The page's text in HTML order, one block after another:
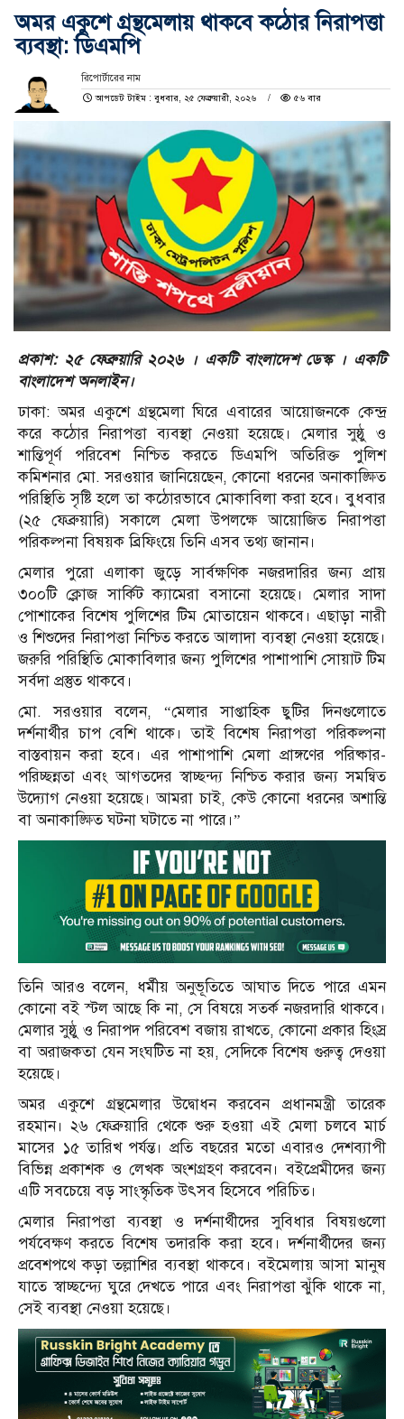
অমর একুশে গ্রন্থমেলায় থাকবে কঠোর নিরাপত্তা
ব্যবস্থা: ডিএমপি
রিপোর্টারের নাম
আপডেট টাইম : বুধবার, ২৫ ফেব্রুয়ারী, ২০২৬
৫৬ বার
প্রকাশ: ২৫ ফেব্রুয়ারি ২০২৬ । একটি বাংলাদেশ ডেস্ক । একটি
বাংলাদেশ অনলাইন।
ঢাকা: অমর একুশে গ্রন্থমেলা ঘিরে এবারের আয়োজনকে কেন্দ্র
করে কঠোর নিরাপত্তা ব্যবস্থা নেওয়া হয়েছে। মেলার সুষ্ঠু ও
শান্তিপূর্ণ পরিবেশ নিশ্চিত করতে ডিএমপি অতিরিক্ত পুলিশ
কমিশনার মো. সরওয়ার জানিয়েছেন, কোনো ধরনের অনাকাঙ্ক্ষিত
পরিস্থিতি সৃষ্টি হলে তা কঠোরভাবে মোকাবিলা করা হবে। বুধবার
(২৫ ফেব্রুয়ারি) সকালে মেলা উপলক্ষে আয়োজিত নিরাপত্তা
পরিকল্পনা বিষয়ক ব্রিফিংয়ে তিনি এসব তথ্য জানান।
মেলার পুরো এলাকা জুড়ে সার্বক্ষণিক নজরদারির জন্য প্রায়
৩০০টি ক্লোজ সার্কিট ক্যামেরা বসানো হয়েছে। মেলার সাদা
পোশাকের বিশেষ পুলিশের টিম মোতায়েন থাকবে। এছাড়া নারী
ও শিশুদের নিরাপত্তা নিশ্চিত করতে আলাদা ব্যবস্থা নেওয়া হয়েছে।
জরুরি পরিস্থিতি মোকাবিলার জন্য পুলিশের পাশাপাশি সোয়াট টিম
সর্বদা প্রস্তুত থাকবে।
মো. সরওয়ার বলেন, “মেলার সাপ্তাহিক ছুটির দিনগুলোতে
দর্শনার্থীর চাপ বেশি থাকে। তাই বিশেষ নিরাপত্তা পরিকল্পনা
বাস্তবায়ন করা হবে। এর পাশাপাশি মেলা প্রাঙ্গণের পরিষ্কার-
পরিচ্ছন্নতা এবং আগতদের স্বাচ্ছন্দ্য নিশ্চিত করার জন্য সমন্বিত
উদ্যোগ নেওয়া হয়েছে। আমরা চাই, কেউ কোনো ধরনের অশান্তি
বা অনাকাঙ্ক্ষিত ঘটনা ঘটাতে না পারে।”
তিনি আরও বলেন, ধর্মীয় অনুভূতিতে আঘাত দিতে পারে এমন
কোনো বই স্টল আছে কি না, সে বিষয়ে সতর্ক নজরদারি থাকবে।
মেলার সুষ্ঠু ও নিরাপদ পরিবেশ বজায় রাখতে, কোনো প্রকার হিংস্র
বা অরাজকতা যেন সংঘটিত না হয়, সেদিকে বিশেষ গুরুত্ব দেওয়া
হয়েছে।
অমর একুশে গ্রন্থমেলার উদ্বোধন করবেন প্রধানমন্ত্রী তারেক
রহমান। ২৬ ফেব্রুয়ারি থেকে শুরু হওয়া এই মেলা চলবে মার্চ
মাসের ১৫ তারিখ পর্যন্ত। প্রতি বছরের মতো এবারও দেশব্যাপী
বিভিন্ন প্রকাশক ও লেখক অংশগ্রহণ করবেন। বইপ্রেমীদের জন্য
এটি সবচেয়ে বড় সাংস্কৃতিক উৎসব হিসেবে পরিচিত।
মেলার নিরাপত্তা ব্যবস্থা ও দর্শনার্থীদের সুবিধার বিষয়গুলো
পর্যবেক্ষণ করতে বিশেষ তদারকি করা হবে। দর্শনার্থীদের জন্য
প্রবেশপথে কড়া তল্লাশির ব্যবস্থা থাকবে। বইমেলায় আসা মানুষ
যাতে স্বাচ্ছন্দ্যে ঘুরে দেখতে পারে এবং নিরাপত্তা ঝুঁকি থাকে না,
সেই ব্যবস্থা নেওয়া হয়েছে।